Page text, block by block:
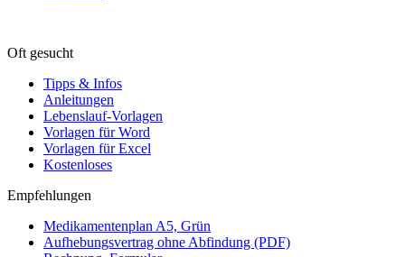
Oft gesucht
Tipps & Infos
Anleitungen
Lebenslauf-Vorlagen
Vorlagen für Word
Vorlagen für Excel
Kostenloses
Empfehlungen
Medikamentenplan A5, Grün
Aufhebungsvertrag ohne Abfindung (PDF)